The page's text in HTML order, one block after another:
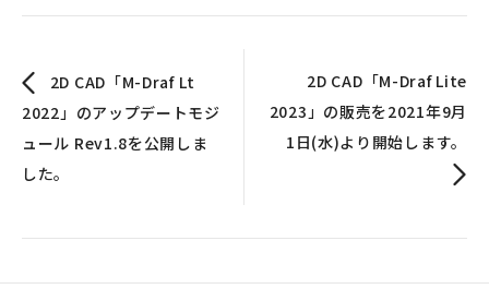
2D CAD「M-Draf Lt
2022」のアップデートモジ
ュール Rev1.8を公開しま
した。
2D CAD「M-Draf Lite
2023」の販売を2021年9月
1日(水)より開始します。